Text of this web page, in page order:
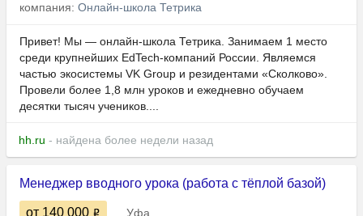
компания: Онлайн-школа Тетрика
Привет! Мы — онлайн-школа Тетрика. Занимаем 1 место
среди крупнейших EdTech-компаний России. Являемся
частью экосистемы VK Group и резидентами «Сколково».
Провели более 1,8 млн уроков и ежедневно обучаем
десятки тысяч учеников....
hh.ru - найдена более недели назад
Менеджер вводного урока (работа с тёплой базой)
от 140 000
Уфа